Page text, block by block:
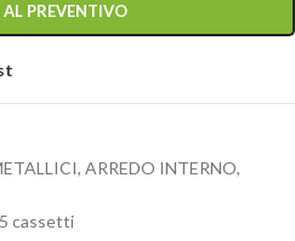
PREVENTIVO
, ARREDO INTERNO,
cassetti